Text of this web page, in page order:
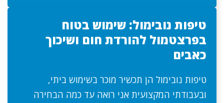
טיפות נובימול: שימוש בטוח
בפרצטמול להורדת חום ושיכוך
כאבים
טיפות נובימול הן תכשיר מוכר בשימוש ביתי,
ובעבודתי המקצועית אני רואה עד כמה הבחירה